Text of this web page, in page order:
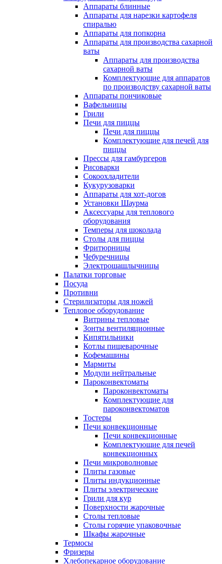
Аппараты блинные
Аппараты для нарезки картофеля
спиралью
Аппараты для попкорна
Аппараты для производства сахарной
ваты
Аппараты для производства
сахарной ваты
Комплектующие для аппаратов
по производству сахарной ваты
Аппараты пончиковые
Вафельницы
Грили
Печи для пиццы
Печи для пиццы
Комплектующие для печей для
пиццы
Прессы для гамбургеров
Рисоварки
Сокоохладители
Кукурузоварки
Аппараты для хот-догов
Установки Шаурма
Аксессуары для теплового
оборудования
Темперы для шоколада
Столы для пиццы
Фритюрницы
Чебуречницы
Электрошашлычницы
Палатки торговые
Посуда
Противни
Стерилизаторы для ножей
Тепловое оборудование
Витрины тепловые
Зонты вентиляционные
Кипятильники
Котлы пищеварочные
Кофемашины
Мармиты
Модули нейтральные
Пароконвектоматы
Пароконвектоматы
Комплектующие для
пароконвектоматов
Тостеры
Печи конвекционные
Печи конвекционные
Комплектующие для печей
конвекционных
Печи микроволновые
Плиты газовые
Плиты индукционные
Плиты электрические
Грили для кур
Поверхности жарочные
Столы тепловые
Столы горячие упаковочные
Шкафы жарочные
Термосы
Фризеры
Хлебопекарное оборудование